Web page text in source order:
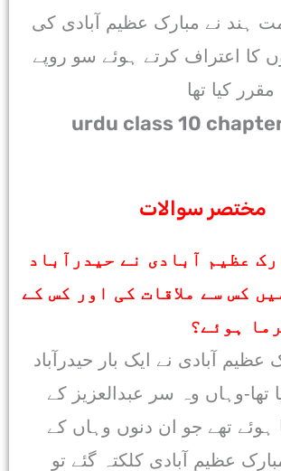
ہند نے مبارک عظیم آبادی کی
کا اعتراف کرتے ہوئے سو روپے
urdu class 10
مختصر سوالات
عظیم آبادی نے حیدرآباد
کس سے ملاقات کی اور کس کے
ہوئے؟
آبادی نے ایک بار حیدرآباد
تھا-وہاں وہ سر عبدالعزیز کے
ہوئے تھے جو ان دنوں وہاں کے
عظیم آبادی کلکتہ گئے تو